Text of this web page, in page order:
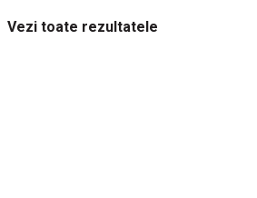
Vezi toate rezultatele